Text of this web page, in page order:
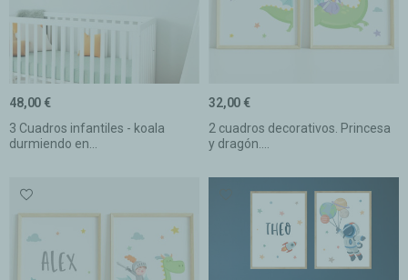
3 Cuadros infantiles - koala
durmiendo en...
48,00 €
2 cuadros decorativos. Princesa
y dragón....
32,00 €